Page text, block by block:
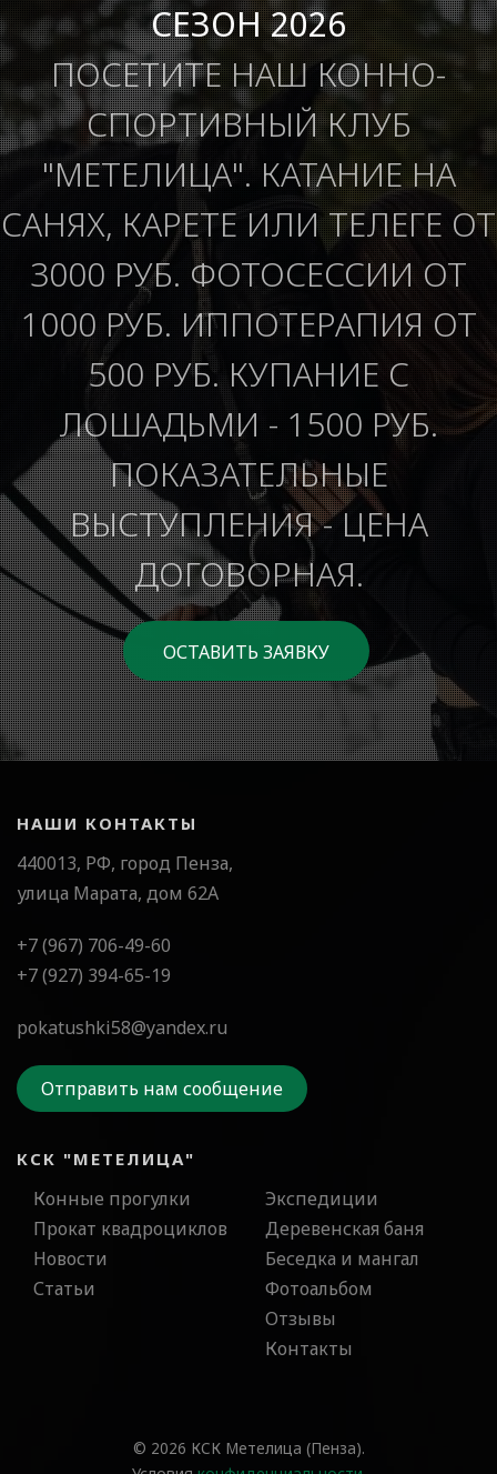
СЕЗОН 2026
ПОСЕТИТЕ НАШ КОННО-
СПОРТИВНЫЙ КЛУБ
"МЕТЕЛИЦА". КАТАНИЕ НА
САНЯХ, КАРЕТЕ ИЛИ ТЕЛЕГЕ ОТ
3000 РУБ. ФОТОСЕССИИ ОТ
1000 РУБ. ИППОТЕРАПИЯ ОТ
500 РУБ. КУПАНИЕ С
ЛОШАДЬМИ - 1500 РУБ.
ПОКАЗАТЕЛЬНЫЕ
ВЫСТУПЛЕНИЯ - ЦЕНА
ДОГОВОРНАЯ.
ОСТАВИТЬ ЗАЯВКУ
НАШИ КОНТАКТЫ
440013, РФ, город Пенза,
улица Марата, дом 62А
+7 (967) 706-49-60
+7 (927) 394-65-19
pokatushki58@yandex.ru
Отправить нам сообщение
КСК "МЕТЕЛИЦА"
Конные прогулки
Прокат квадроциклов
Новости
Статьи
Экспедиции
Деревенская баня
Беседка и мангал
Фотоальбом
Отзывы
Контакты
© 2026 КСК Метелица (Пенза).